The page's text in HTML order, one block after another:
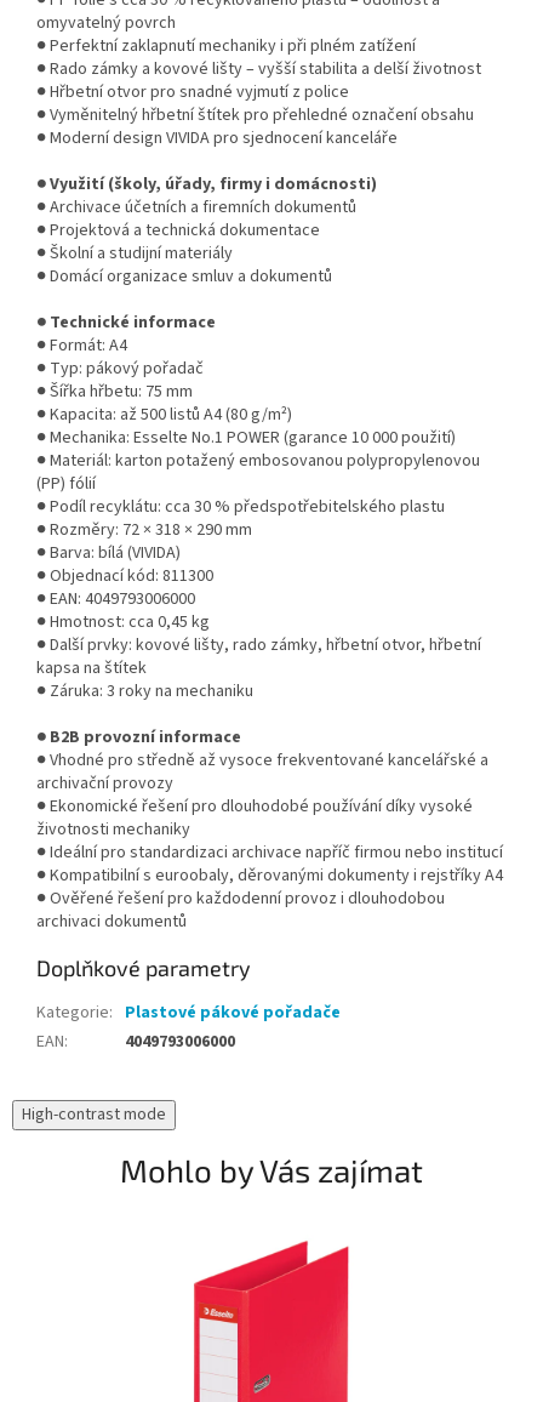
omyvatelný povrch
● Perfektní zaklapnutí mechaniky i při plném zatížení
● Rado zámky a kovové lišty – vyšší stabilita a delší životnost
● Hřbetní otvor pro snadné vyjmutí z police
● Vyměnitelný hřbetní štítek pro přehledné označení obsahu
● Moderní design VIVIDA pro sjednocení kanceláře
● Využití (školy, úřady, firmy i domácnosti)
● Archivace účetních a firemních dokumentů
● Projektová a technická dokumentace
● Školní a studijní materiály
● Domácí organizace smluv a dokumentů
● Technické informace
● Formát: A4
● Typ: pákový pořadač
● Šířka hřbetu: 75 mm
● Kapacita: až 500 listů A4 (80 g/m²)
● Mechanika: Esselte No.1 POWER (garance 10 000 použití)
● Materiál: karton potažený embosovanou polypropylenovou
(PP) fólií
● Podíl recyklátu: cca 30 % předspotřebitelského plastu
● Rozměry: 72 × 318 × 290 mm
● Barva: bílá (VIVIDA)
● Objednací kód: 811300
● EAN: 4049793006000
● Hmotnost: cca 0,45 kg
● Další prvky: kovové lišty, rado zámky, hřbetní otvor, hřbetní
kapsa na štítek
● Záruka: 3 roky na mechaniku
● B2B provozní informace
● Vhodné pro středně až vysoce frekventované kancelářské a
archivační provozy
● Ekonomické řešení pro dlouhodobé používání díky vysoké
životnosti mechaniky
● Ideální pro standardizaci archivace napříč firmou nebo institucí
● Kompatibilní s euroobaly, děrovanými dokumenty i rejstříky A4
● Ověřené řešení pro každodenní provoz i dlouhodobou
archivaci dokumentů
Doplňkové parametry
Kategorie: Plastové pákové pořadače
EAN: 4049793006000
High-contrast mode
Mohlo by Vás zajímat